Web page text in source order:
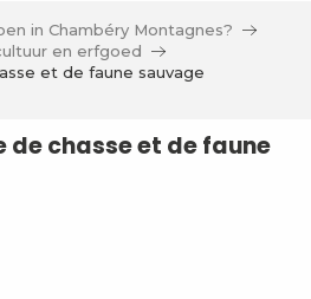
in Chambéry Montagnes?
en erfgoed
et de faune sauvage
de chasse et de faune